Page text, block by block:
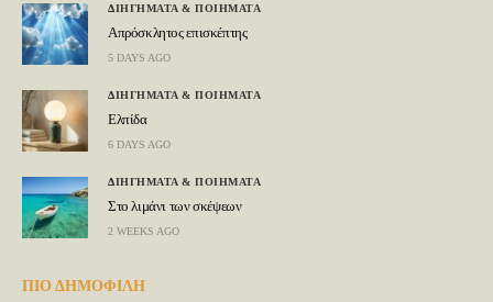
ΔΙΗΓΗΜΑΤΑ & ΠΟΙΗΜΑΤΑ
Απρόσκλητος επισκέπτης
5 DAYS AGO
ΔΙΗΓΗΜΑΤΑ & ΠΟΙΗΜΑΤΑ
Ελπίδα
6 DAYS AGO
ΔΙΗΓΗΜΑΤΑ & ΠΟΙΗΜΑΤΑ
Στο λιμάνι των σκέψεων
2 WEEKS AGO
ΠΙΟ ΔΗΜΟΦΙΛΗ